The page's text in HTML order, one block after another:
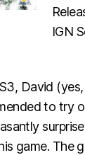
IGN
David
to try
game. The